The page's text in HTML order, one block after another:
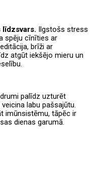
līdzsvars. Ilgstošs stress
spēju cīnīties ar
brīži ar
atgūt iekšējo mieru un
palīdz uzturēt
labu pašsajūtu.
imūnsistēmu, tāpēc ir
dienas garumā.